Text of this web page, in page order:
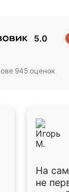
5.0
945 оценок
На
не